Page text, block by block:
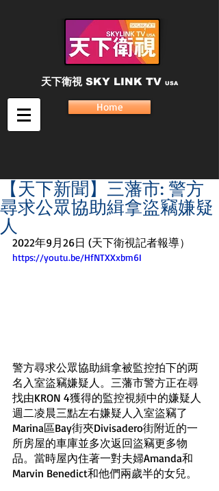
天下衛視 SKY LINK TV USA
Home
【天下新聞】三藩市: 警方
尋求公眾協助緝拿盜竊嫌疑
人
2022年9月26日 (天下衛視記者報導）
https://youtu.be/HfNTXXxbm6I
警方尋求公眾協助緝拿被監控拍下的两
名入室盜竊嫌疑人。三藩市警方正在尋
找由KRON 4獲得的監控視頻中的嫌疑人
週二凌晨三點左右嫌疑人入室盜竊了
Marina區Bay街夾Divisadero街附近的一
所房屋的車庫並多次返回盜竊更多物
品。當時屋內住著一對夫婦Amanda和
Marvin Benedict和他們兩歲半的女兒。